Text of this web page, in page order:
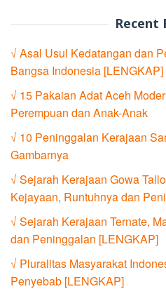
Recent
√ Asal Usul Kedatangan dan
Bangsa Indonesia [LENGKAP]
√ 15 Pakaian Adat Aceh
Perempuan dan Anak-Anak
√ 10 Peninggalan Kerajaan
Gambarnya
√ Sejarah Kerajaan Gowa
Kejayaan, Runtuhnya dan
√ Sejarah Kerajaan Ternate,
dan Peninggalan [LENGKAP]
√ Pluralitas Masyarakat
Penyebab [LENGKAP]